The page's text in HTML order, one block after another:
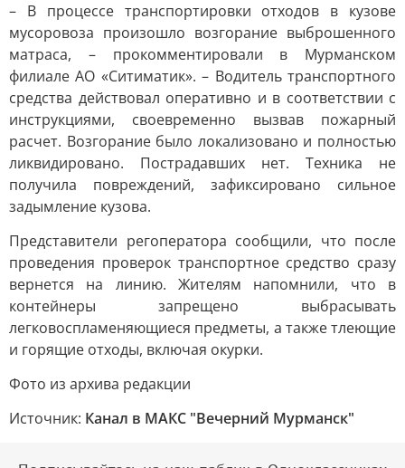
– В процессе транспортировки отходов в кузове
мусоровоза произошло возгорание выброшенного
матраса, – прокомментировали в Мурманском
филиале АО «Ситиматик». – Водитель транспортного
средства действовал оперативно и в соответствии с
инструкциями, своевременно вызвав пожарный
расчет. Возгорание было локализовано и полностью
ликвидировано. Пострадавших нет. Техника не
получила повреждений, зафиксировано сильное
задымление кузова.
Представители регоператора сообщили, что после
проведения проверок транспортное средство сразу
вернется на линию. Жителям напомнили, что в
контейнеры запрещено выбрасывать
легковоспламеняющиеся предметы, а также тлеющие
и горящие отходы, включая окурки.
Фото из архива редакции
Источник: Канал в МАКС "Вечерний Мурманск"